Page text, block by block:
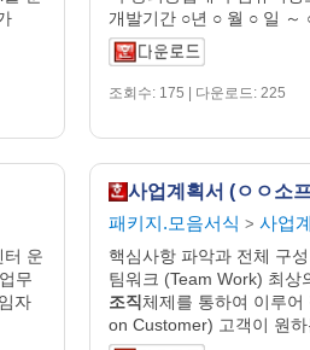
개발기간 ○년 ○ 월 ○ 일 ～
조회수: 175 | 다운로드: 225
운
무
자
사업계획서 (ㅇㅇ소
패키지.모음서식 > 사업
핵심사항 파악과 전체 구
팀워크 (Team Work) 최상
조직체제를 통하여 이루
on Customer) 고객이 원